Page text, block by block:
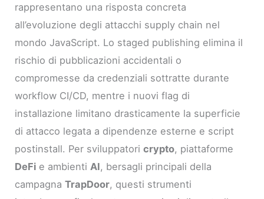
rappresentano una risposta concreta
all’evoluzione degli attacchi supply chain nel
mondo JavaScript. Lo staged publishing elimina il
rischio di pubblicazioni accidentali o
compromesse da credenziali sottratte durante
workflow CI/CD, mentre i nuovi flag di
installazione limitano drasticamente la superficie
di attacco legata a dipendenze esterne e script
postinstall. Per sviluppatoricrypto, piattaforme
DeFi e ambienti AI, bersagli principali della
campagnaTrapDoor, questi strumenti